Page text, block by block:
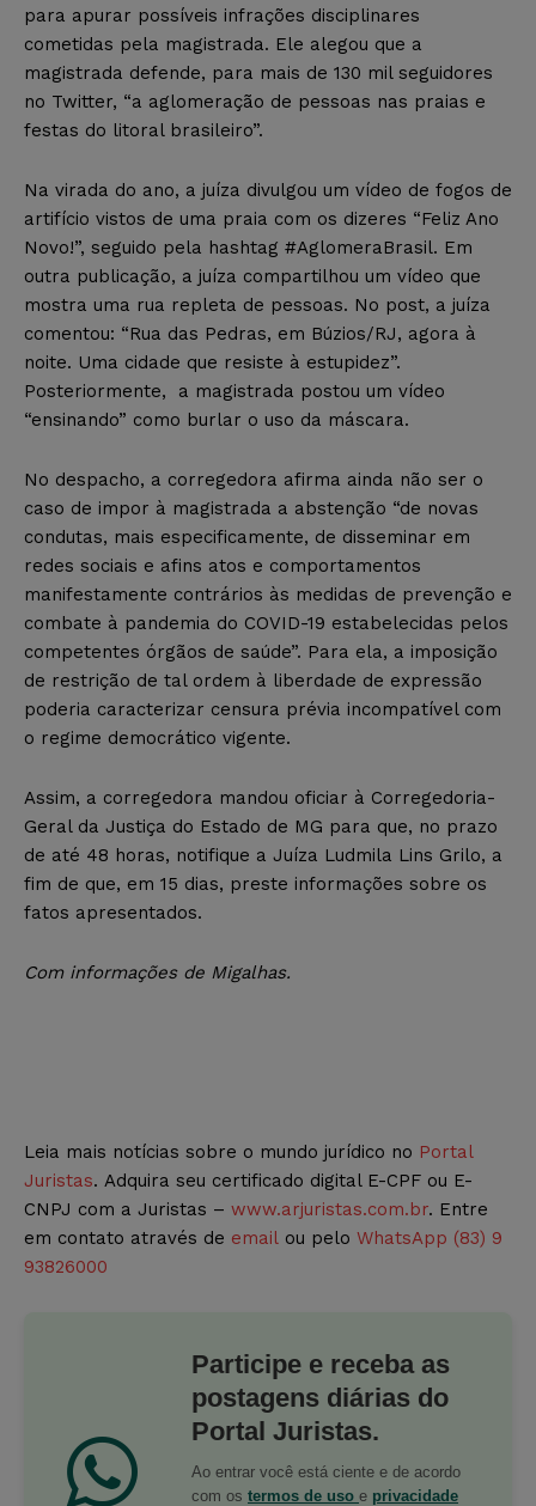
para apurar possíveis infrações disciplinares
cometidas pela magistrada. Ele alegou que a
magistrada defende, para mais de 130 mil seguidores
no Twitter, “a aglomeração de pessoas nas praias e
festas do litoral brasileiro”.
Na virada do ano, a juíza divulgou um vídeo de fogos de
artifício vistos de uma praia com os dizeres “Feliz Ano
Novo!”, seguido pela hashtag #AglomeraBrasil. Em
outra publicação, a juíza compartilhou um vídeo que
mostra uma rua repleta de pessoas. No post, a juíza
comentou: “Rua das Pedras, em Búzios/RJ, agora à
noite. Uma cidade que resiste à estupidez”.
Posteriormente, a magistrada postou um vídeo
“ensinando” como burlar o uso da máscara.
No despacho, a corregedora afirma ainda não ser o
caso de impor à magistrada a abstenção “de novas
condutas, mais especificamente, de disseminar em
redes sociais e afins atos e comportamentos
manifestamente contrários às medidas de prevenção e
combate à pandemia do COVID-19 estabelecidas pelos
competentes órgãos de saúde”. Para ela, a imposição
de restrição de tal ordem à liberdade de expressão
poderia caracterizar censura prévia incompatível com
o regime democrático vigente.
Assim, a corregedora mandou oficiar à Corregedoria-
Geral da Justiça do Estado de MG para que, no prazo
de até 48 horas, notifique a Juíza Ludmila Lins Grilo, a
fim de que, em 15 dias, preste informações sobre os
fatos apresentados.
Com informações de Migalhas.
Leia mais notícias sobre o mundo jurídico no Portal
Juristas. Adquira seu certificado digital E-CPF ou E-
CNPJ com a Juristas – www.arjuristas.com.br. Entre
em contato através de email ou pelo WhatsApp (83) 9
93826000
Participe e receba as
postagens diárias do
Portal Juristas.
Ao entrar você está ciente e de acordo
com os termos de uso e privacidade